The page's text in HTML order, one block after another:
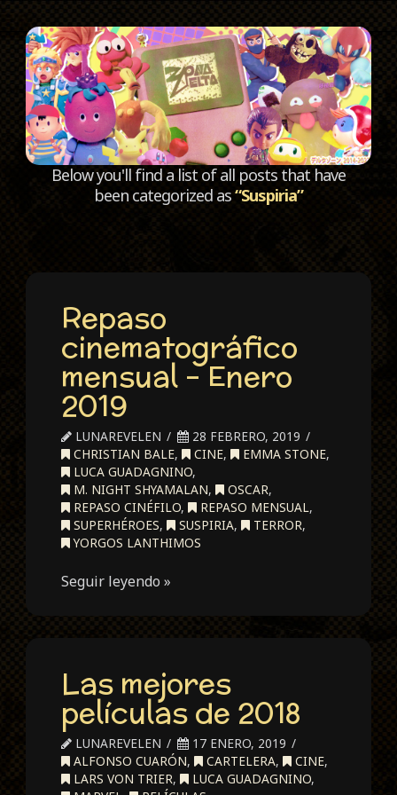
Below you'll find a list of all posts that have
been categorized as“Suspiria”
Repaso
cinematográfico
mensual – Enero
2019
LUNAREVELEN
28 FEBRERO, 2019
CHRISTIAN BALE, CINE, EMMA STONE,
LUCA GUADAGNINO,
M. NIGHT SHYAMALAN, OSCAR,
REPASO CINÉFILO, REPASO MENSUAL,
SUPERHÉROES, SUSPIRIA, TERROR,
YORGOS LANTHIMOS
Seguir leyendo »
Las mejores
películas de 2018
LUNAREVELEN
17 ENERO, 2019
ALFONSO CUARÓN, CARTELERA, CINE,
LARS VON TRIER, LUCA GUADAGNINO,